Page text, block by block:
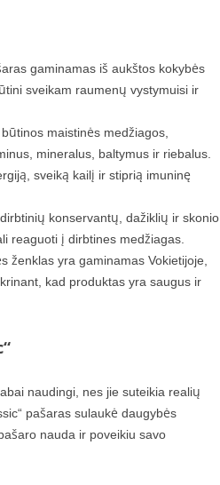
gaminamas iš aukštos kokybės
sveikam raumenų vystymuisi ir
maistinės medžiagos,
mineralus, baltymus ir riebalus.
sveiką kailį ir stiprią imuninę
konservantų, dažiklių ir skonio
reaguoti į dirbtines medžiagas.
ženklas yra gaminamas Vokietijoje,
kad produktas yra saugus ir
naudingi, nes jie suteikia realių
pašaras sulaukė daugybės
nauda ir poveikiu savo